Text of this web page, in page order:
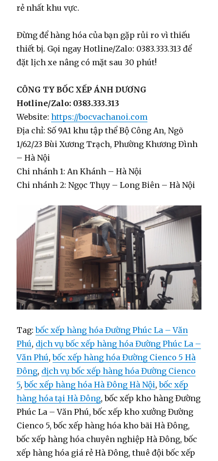
rẻ nhất khu vực.
Đừng để hàng hóa của bạn gặp rủi ro vì thiếu
thiết bị. Gọi ngayHotline/Zalo: 0383.333.313 để
đặt lịch xe nâng có mặt sau 30 phút!
CÔNG TY BỐC XẾP ÁNH DƯƠNG
Hotline/Zalo: 0383.333.313
Website:https://bocvachanoi.com
Địa chỉ: Số 9A1 khu tập thể Bộ Công An, Ngõ
1/62/23 Bùi Xương Trạch, Phường Khương Đình
– Hà Nội
Chi nhánh 1: An Khánh – Hà Nội
Chi nhánh 2: Ngọc Thụy – Long Biên – Hà Nội
Tag:bốc xếp hàng hóa Đường Phúc La – Văn
Phú, dịch vụ bốc xếp hàng hóa Đường Phúc La –
Văn Phú,bốc xếp hàng hóa Đường Cienco 5 Hà
Đông, dịch vụ bốc xếp hàng hóa Đường Cienco
5,bốc xếp hàng hóa Hà Đông Hà Nội,bốc xếp
hàng hóa tại Hà Đông, bốc xếp kho hàng Đường
Phúc La – Văn Phú, bốc xếp kho xưởng Đường
Cienco 5, bốc xếp hàng hóa kho bãi Hà Đông,
bốc xếp hàng hóa chuyên nghiệp Hà Đông, bốc
xếp hàng hóa giá rẻ Hà Đông, thuê đội bốc xếp